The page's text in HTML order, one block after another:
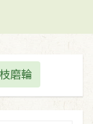
磨輪